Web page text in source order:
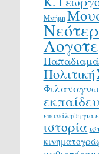
Μνήμη
Πολιτική
επανάληψη για
ιστορία